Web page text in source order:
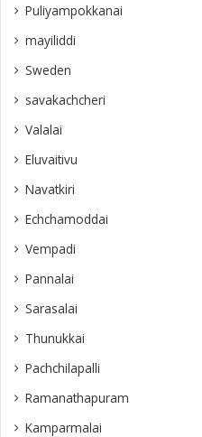
Puliyampokkanai
mayiliddi
Sweden
savakachcheri
Valalai
Eluvaitivu
Navatkiri
Echchamoddai
Vempadi
Pannalai
Sarasalai
Thunukkai
Pachchilapalli
Ramanathapuram
Kamparmalai